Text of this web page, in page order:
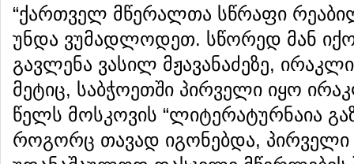
“ქართველ მწერალთა სწრაფი
უნდა ვუმადლოდეთ. სწორედ მან
გავლენა ვასილ მჟავანაძეზე,
მეტიც, საბჭოეთში პირველი იყო
წელს მოსკოვის “ლიტერატურნაია
როგორც თავად იგონებდა, პირველი